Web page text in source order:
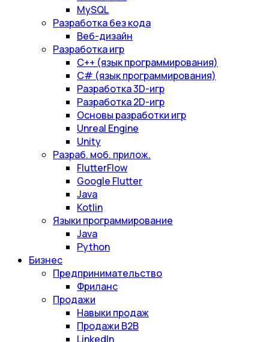
MySQL
Разработка без кода
Веб-дизайн
Разработка игр
С++ (язык программирования)
С# (язык программирования)
Разработка 3D-игр
Разработка 2D-игр
Основы разработки игр
Unreal Engine
Unity
Разраб. моб. прилож.
FlutterFlow
Google Flutter
Java
Kotlin
Языки программирование
Java
Python
Бизнес
Предпринимательство
Фриланс
Продажи
Навыки продаж
Продажи B2B
LinkedIn